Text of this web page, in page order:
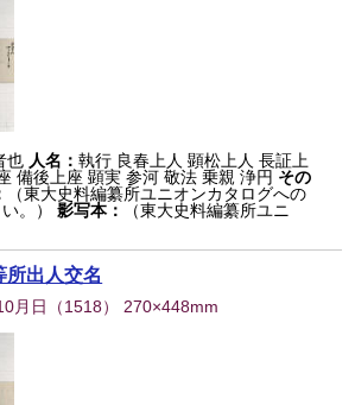
也 人名：執行 良春上人 顕松上人 長証上
備後上座 顕実 参河 敬法 乗親 浄円 その
（東大史料編纂所ユニオンカタログへの
。）
影写本：
（東大史料編纂所ユニ
所出人交名
月日 （1518） 270×448mm